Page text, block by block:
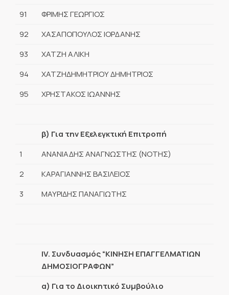
91
ΦΡΙΜΗΣ ΓΕΩΡΓΙΟΣ
92
ΧΑΣΑΠΟΠΟΥΛΟΣ ΙΟΡΔΑΝΗΣ
93
ΧΑΤΖΗ ΑΛΙΚΗ
94
ΧΑΤΖΗΔΗΜΗΤΡΙΟΥ ΔΗΜΗΤΡΙΟΣ
95
ΧΡΗΣΤΑΚΟΣ ΙΩΑΝΝΗΣ
β) Για την Εξελεγκτική Επιτροπή
1
ΑΝΑΝΙΑΔΗΣ ΑΝΑΓΝΩΣΤΗΣ (ΝΟΤΗΣ)
2
ΚΑΡΑΓΙΑΝΝΗΣ ΒΑΣΙΛΕΙΟΣ
3
ΜΑΥΡΙΔΗΣ ΠΑΝΑΓΙΩΤΗΣ
IV. Συνδυασμός “ΚΙΝΗΣΗ ΕΠΑΓΓΕΛΜΑΤΙΩΝ
ΔΗΜΟΣΙΟΓΡΑΦΩΝ”
α) Για το Διοικητικό Συμβούλιο